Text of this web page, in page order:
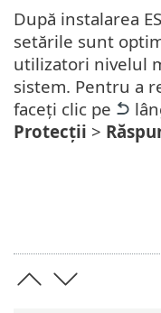
După instalarea
setările sunt
utilizatori nivelul
sistem. Pentru a
faceți clic pe
Protecții >